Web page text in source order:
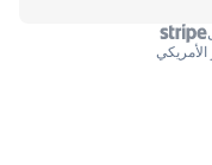
الأمريكي